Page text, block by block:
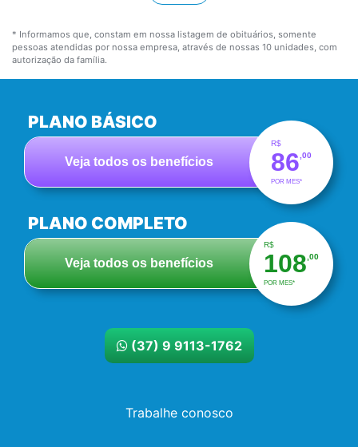
* Informamos que, constam em nossa listagem de obituários, somente
pessoas atendidas por nossa empresa, através de nossas 10 unidades, com
autorização da família.
PLANO BÁSICO
Veja todos os benefícios
R$
86 ,00
POR MES*
PLANO COMPLETO
Veja todos os benefícios
R$
108 ,00
POR MES*
(37) 9 9113-1762
Trabalhe conosco